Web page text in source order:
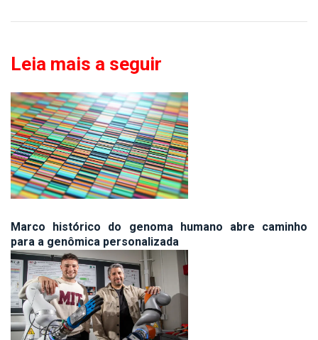
Leia mais a seguir
Marco histórico do genoma humano abre caminho
para a genômica personalizada